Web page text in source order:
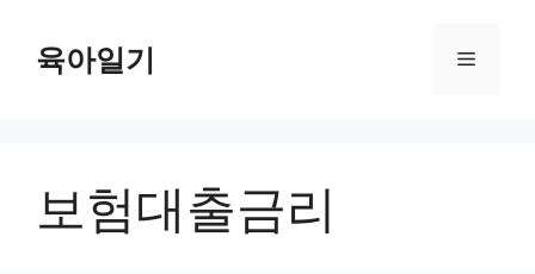
육아일기 메
보험대출금리